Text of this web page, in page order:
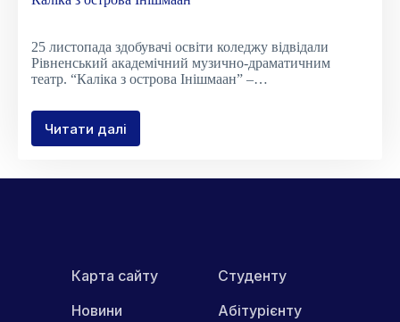
25 листопада здобувачі освіти коледжу відвідали
Рівненський академічний музично-драматичним
театр. “Каліка з острова Інішмаан” –…
Читати далі
Каліка
Карта сайту
Новини
Студенту
Абітурієнту